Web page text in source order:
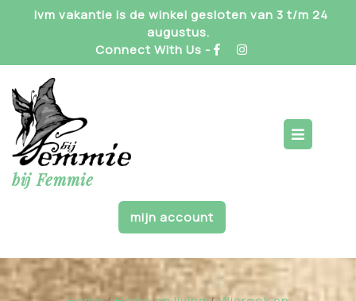
Ivm vakantie is de winkel gesloten van 3 t/m 24
augustus.
Connect With Us -
bij Femmie
mijn account